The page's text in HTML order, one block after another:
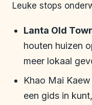
Leuke stops
Lanta Old
houten huizen
meer lokaal
Khao Mai
een gids in